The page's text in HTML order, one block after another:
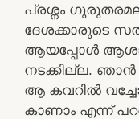
പ്രശ്നം
ദേശക്കാരുടെ
ആയപ്പോൾ ആശാൻ
നടക്കില്ല.
ആ കവറിൽ
കാണാം എന്ന്